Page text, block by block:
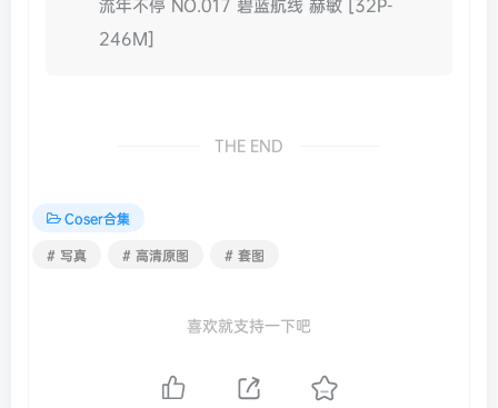
流年不停 NO.017 碧蓝航线 赫敏 [32P-
246M]
THE END
Coser合集
# 写真
# 高清原图 # 套图
喜欢就支持一下吧